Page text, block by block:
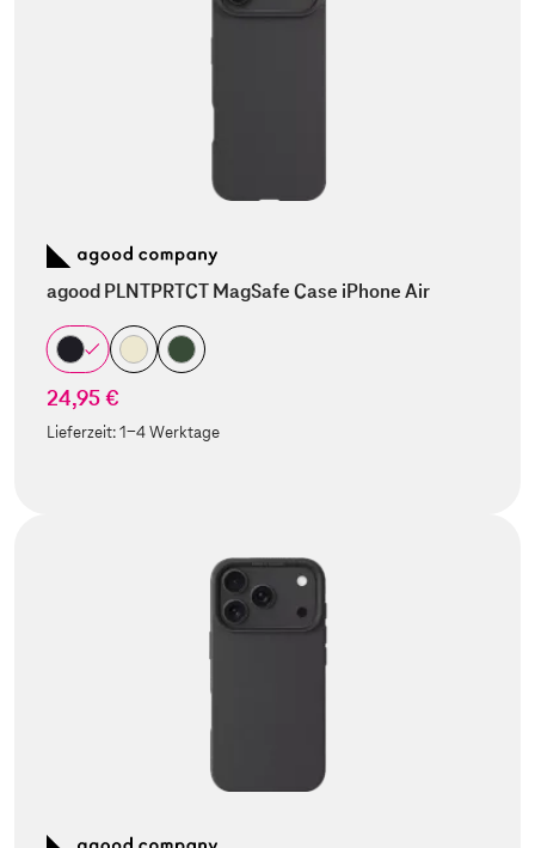
agood PLNTPRTCT MagSafe Case iPhone Air
24,95 €
Lieferzeit:1-4 Werktage